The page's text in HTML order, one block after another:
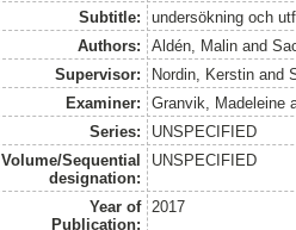
Subtitle:
undersökning och
Authors:
Aldén, Malin and
Supervisor:
Nordin, Kerstin and
Examiner:
Granvik, Madeleine
Series:
UNSPECIFIED
Volume/Sequential
designation:
UNSPECIFIED
Year of
Publication:
2017